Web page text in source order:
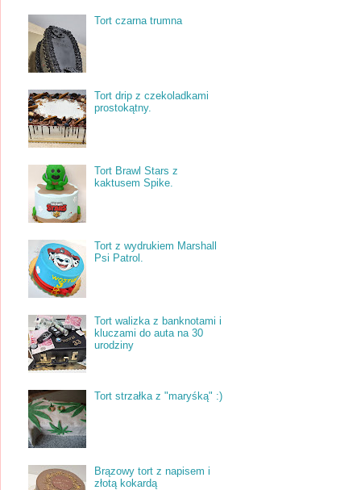
Tort czarna trumna
Tort drip z czekoladkami
prostokątny.
Tort Brawl Stars z
kaktusem Spike.
Tort z wydrukiem Marshall
Psi Patrol.
Tort walizka z banknotami i
kluczami do auta na 30
urodziny
Tort strzałka z "maryśką" :)
Brązowy tort z napisem i
złotą kokardą